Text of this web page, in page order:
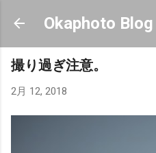
スキップしてメイ
Okaphoto Blog
撮り過ぎ注意。
2月 12, 2018